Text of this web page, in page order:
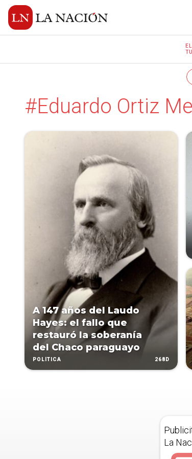
#Eduardo Ortiz
A 147 años del Laudo
Hayes: el fallo que
restauró la soberanía
del Chaco paraguayo
POLÍTICA 268D
La